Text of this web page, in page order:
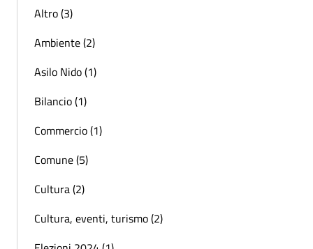
Altro (3)
Ambiente (2)
Asilo Nido (1)
Bilancio (1)
Commercio (1)
Comune (5)
Cultura (2)
Cultura, eventi, turismo (2)